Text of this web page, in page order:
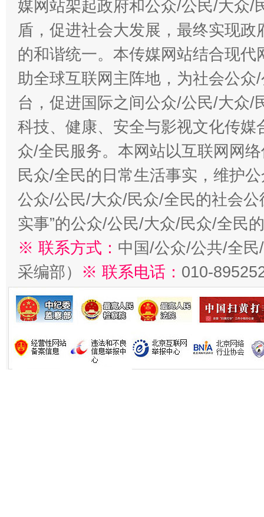
媒网站架起政府和公众/公民/大众/
盾，促进社会大发展，最终实现
的和谐统一。本传媒网站结合现
助全球互联网主阵地，为社会公
台，促进国际之间公众/公民/大众/
科技、健康、安全与影视文化传
众/全民服务。本网站以互联网网
民众/全民的日常生活事实，维护
公众/公民/大众/民众/全民的社会公
实事”的公众/公民/大众/民众/全民
※ 联系方式： 中国/公众/公共/全
采编部） ※ 联系电话： 010-